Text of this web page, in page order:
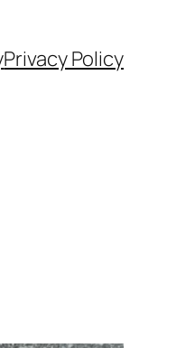
Privacy Policy